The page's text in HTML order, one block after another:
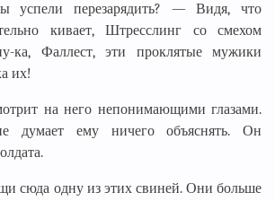
успели перезарядить? — Видя, что
кивает, Штресслинг со смехом
Фаллест, эти проклятые мужики
их!
на него непонимающими глазами.
думает ему ничего объяснять. Он
сюда одну из этих свиней. Они больше